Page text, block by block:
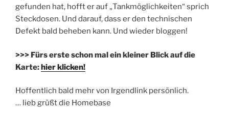
gefunden hat, hofft er auf „Tankmöglichkeiten“ sprich
Steckdosen. Und darauf, dass er den technischen
Defekt bald beheben kann. Und wieder bloggen!
>>> Fürs erste schon mal ein kleiner Blick auf die
Karte:hier klicken!
Hoffentlich bald mehr von Irgendlink persönlich.
… lieb grüßt die Homebase